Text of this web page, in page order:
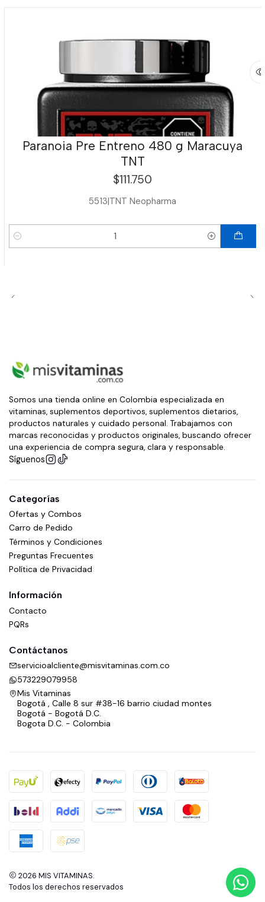
Paranoia Pre Entreno 480 g Maracuya
TNT
$111.750
5513|TNT Neopharma
Cantidad
Somos una tienda online en Colombia especializada en
vitaminas, suplementos deportivos, suplementos dietarios,
productos naturales y cuidado personal. Trabajamos con
marcas reconocidas y productos originales, buscando ofrecer
una experiencia de compra segura, clara y responsable.
Síguenos
Categorías
Ofertas y Combos
Carro de Pedido
Términos y Condiciones
Preguntas Frecuentes
Política de Privacidad
Información
Contacto
PQRs
Contáctanos
servicioalcliente@misvitaminas.com.co
573229079958
Mis Vitaminas
Bogotá , Calle 8 sur #38-16 barrio ciudad montes
Bogotá - Bogotá D.C.
Bogota D.C. - Colombia
2026 MIS VITAMINAS.
Todos los derechos reservados